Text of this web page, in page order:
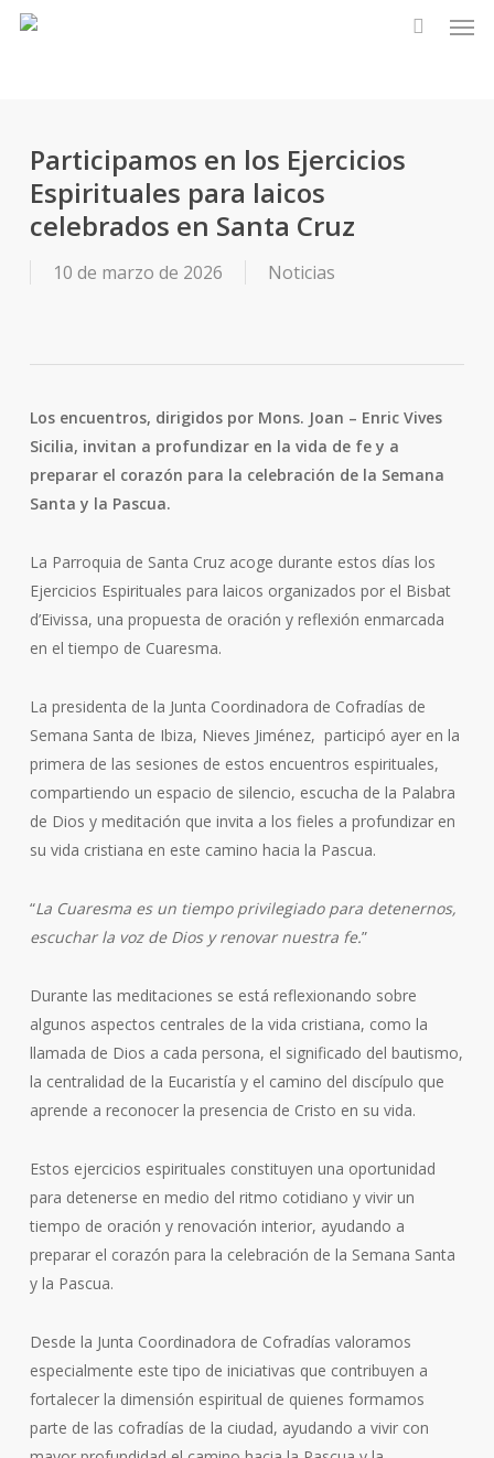
Skip
Participamos en los Ejercicios
Espirituales para laicos
celebrados en Santa Cruz
10 de marzo de 2026 Noticias
Los encuentros, dirigidos por Mons. Joan – Enric Vives
Sicilia, invitan a profundizar en la vida de fe y a
preparar el corazón para la celebración de la Semana
Santa y la Pascua.
La Parroquia de Santa Cruz acoge durante estos días los
Ejercicios Espirituales para laicos organizados por el Bisbat
d’Eivissa, una propuesta de oración y reflexión enmarcada
en el tiempo de Cuaresma.
La presidenta de la Junta Coordinadora de Cofradías de
Semana Santa de Ibiza, Nieves Jiménez, participó ayer en la
primera de las sesiones de estos encuentros espirituales,
compartiendo un espacio de silencio, escucha de la Palabra
de Dios y meditación que invita a los fieles a profundizar en
su vida cristiana en este camino hacia la Pascua.
“La Cuaresma es un tiempo privilegiado para detenernos,
escuchar la voz de Dios y renovar nuestra fe.”
Durante las meditaciones se está reflexionando sobre
algunos aspectos centrales de la vida cristiana, como la
llamada de Dios a cada persona, el significado del bautismo,
la centralidad de la Eucaristía y el camino del discípulo que
aprende a reconocer la presencia de Cristo en su vida.
Estos ejercicios espirituales constituyen una oportunidad
para detenerse en medio del ritmo cotidiano y vivir un
tiempo de oración y renovación interior, ayudando a
preparar el corazón para la celebración de la Semana Santa
y la Pascua.
Desde la Junta Coordinadora de Cofradías valoramos
especialmente este tipo de iniciativas que contribuyen a
fortalecer la dimensión espiritual de quienes formamos
parte de las cofradías de la ciudad, ayudando a vivir con